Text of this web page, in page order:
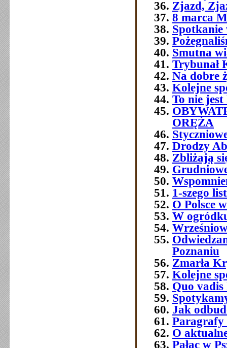
Zjazd,
8 marca
Spotkanie
Smutna
Trybunał
Na dobre
Kolejne
To nie
ORĘŻA
Drodzy
Zbliżają
1-szego
O Polsce
W
Poznaniu
Zmarła
Kolejne
Quo vadis
Jak
Paragrafy
O
Pałac w